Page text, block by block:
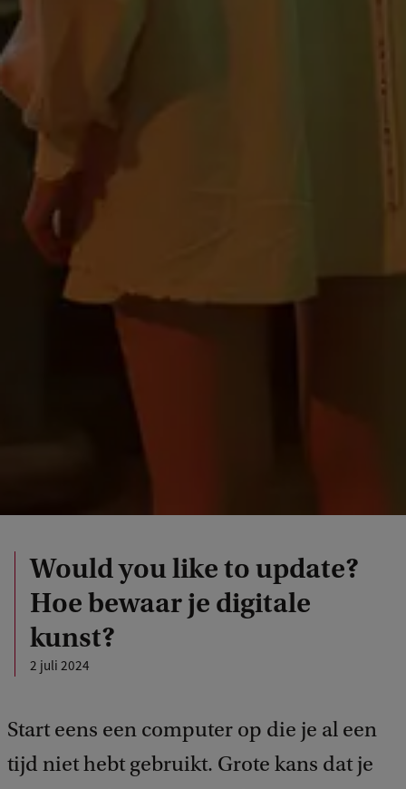
Would you like to update?
Hoe bewaar je digitale
kunst?
2 juli 2024
Start eens een computer op die je al een
tijd niet hebt gebruikt. Grote kans dat je